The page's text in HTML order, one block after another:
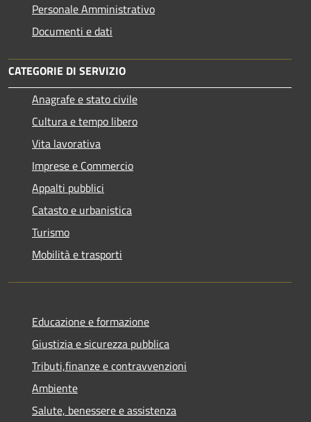
Personale Amministrativo
Documenti e dati
CATEGORIE DI SERVIZIO
Anagrafe e stato civile
Cultura e tempo libero
Vita lavorativa
Imprese e Commercio
Appalti pubblici
Catasto e urbanistica
Turismo
Mobilità e trasporti
Educazione e formazione
Giustizia e sicurezza pubblica
Tributi,finanze e contravvenzioni
Ambiente
Salute, benessere e assistenza